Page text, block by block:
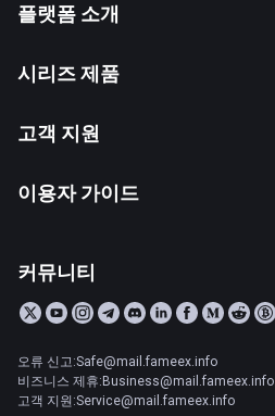
플랫폼 소개
시리즈 제품
고객 지원
이용자 가이드
커뮤니티
오류 신고:Safe@mail.fameex.info
비즈니스 제휴:Business@mail.fameex.info
고객 지원:Service@mail.fameex.info